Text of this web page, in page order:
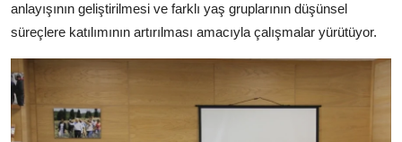
anlayışının geliştirilmesi ve farklı yaş gruplarının düşünsel
süreçlere katılımının artırılması amacıyla çalışmalar yürütüyor.